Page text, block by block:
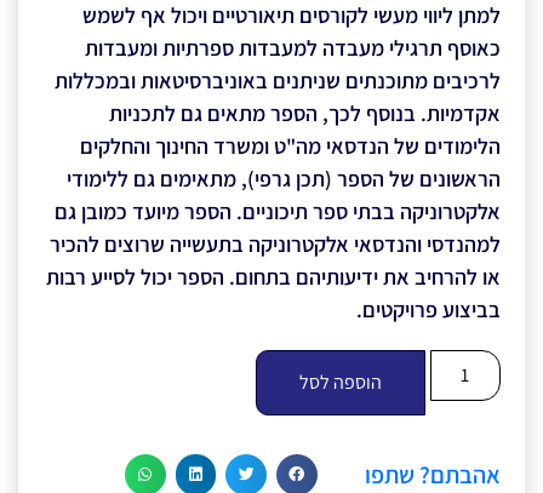
למתן ליווי מעשי לקורסים תיאורטיים ויכול אף לשמש
כאוסף תרגילי מעבדה למעבדות ספרתיות ומעבדות
לרכיבים מתוכנתים שניתנים באוניברסיטאות ובמכללות
אקדמיות. בנוסף לכך, הספר מתאים גם לתכניות
הלימודים של הנדסאי מה"ט ומשרד החינוך והחלקים
הראשונים של הספר (תכן גרפי), מתאימים גם ללימודי
אלקטרוניקה בבתי ספר תיכוניים. הספר מיועד כמובן גם
למהנדסי והנדסאי אלקטרוניקה בתעשייה שרוצים להכיר
או להרחיב את ידיעותיהם בתחום. הספר יכול לסייע רבות
בביצוע פרויקטים.
הוספה לסל
אהבתם? שתפו